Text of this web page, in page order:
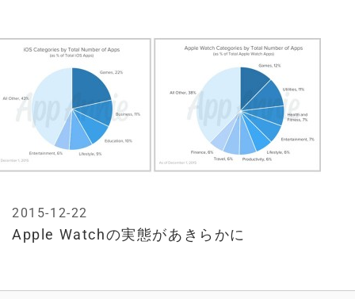
Apple Watchの実態があきらかに
2015-12-22